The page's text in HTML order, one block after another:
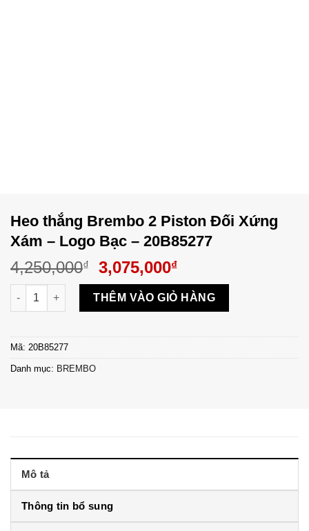
Heo thắng Brembo 2 Piston Đối Xứng
Xám – Logo Bạc – 20B85277
4,250,000₫
Original
price
was:
4,250,000₫.
3,075,000₫Current
price
is:
3,075,000₫.
Heo thắng Brembo 2 Piston Đối Xứng Xám - Logo Bạc -
THÊM VÀO GIỎ HÀNG
Mã: 20B85277
Danh mục: BREMBO
Mô tả
Thông tin bổ sung